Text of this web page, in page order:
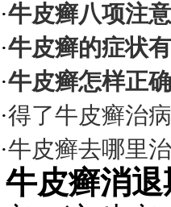
·牛皮癣八项注
·牛皮癣的症状
·牛皮癣怎样正
·得了牛皮癣治
·牛皮癣去哪里
牛皮癣消